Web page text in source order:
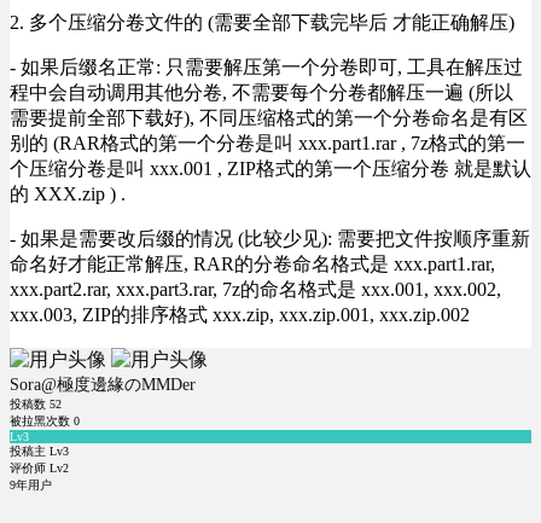
2. 多个压缩分卷文件的 (需要全部下载完毕后 才能正确解压)
- 如果后缀名正常: 只需要解压第一个分卷即可, 工具在解压过
程中会自动调用其他分卷, 不需要每个分卷都解压一遍 (所以
需要提前全部下载好), 不同压缩格式的第一个分卷命名是有区
别的 (RAR格式的第一个分卷是叫 xxx.part1.rar , 7z格式的第一
个压缩分卷是叫 xxx.001 , ZIP格式的第一个压缩分卷 就是默认
的 XXX.zip ) .
- 如果是需要改后缀的情况 (比较少见): 需要把文件按顺序重新
命名好才能正常解压, RAR的分卷命名格式是 xxx.part1.rar,
xxx.part2.rar, xxx.part3.rar, 7z的命名格式是 xxx.001, xxx.002,
xxx.003, ZIP的排序格式 xxx.zip, xxx.zip.001, xxx.zip.002
Sora@極度邊緣のMMDer
投稿数 52
被拉黑次数 0
Lv3
投稿主 Lv3
评价师 Lv2
9年用户